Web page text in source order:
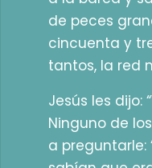
de peces
cincuenta y
tantos, la red
Jesús les dijo:
Ninguno de
a preguntarle: